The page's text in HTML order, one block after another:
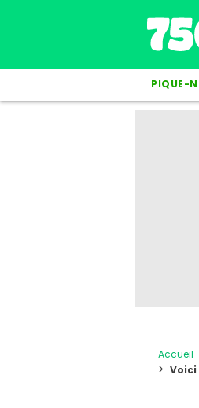
PIQUE-
Accueil
Voici